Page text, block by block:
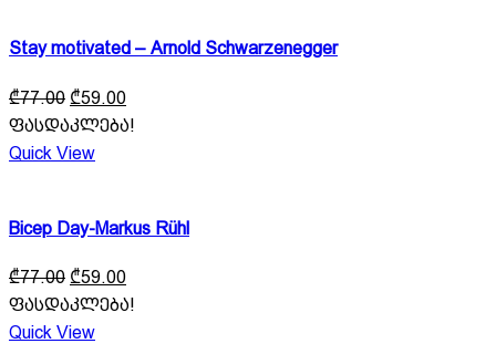
Stay motivated – Arnold Schwarzenegger
₾77.00 Original
price
was:
₾77.00.
₾59.00Current
price
is:
ფასდაკლება!
Quick View
Bicep Day-Markus Rühl
₾77.00 Original
price
was:
₾77.00.
₾59.00Current
price
is:
ფასდაკლება!
Quick View